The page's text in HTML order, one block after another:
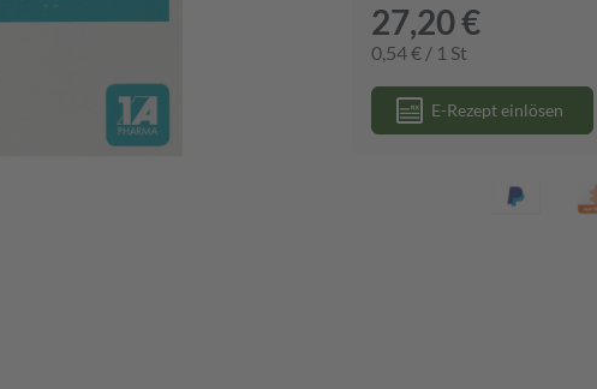
27,20 €
0,54 € / 1 St
E-Rezept einlösen